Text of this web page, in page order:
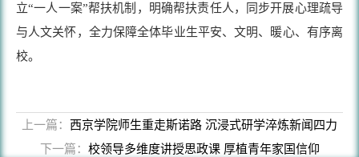
立“一人一案”帮扶机制，明确帮扶责任人，同步开展心理疏导
与人文关怀，全力保障全体毕业生平安、文明、暖心、有序离
校。
上一篇： 西京学院师生重走斯诺路 沉浸式研学淬炼新闻四力
下一篇： 校领导多维度讲授思政课 厚植青年家国信仰